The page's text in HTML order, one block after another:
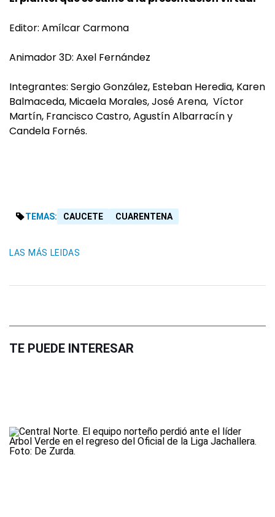
Editor: Amílcar Carmona
Animador 3D: Axel Fernández
Integrantes: Sergio González, Esteban Heredia, Karen
Balmaceda, Micaela Morales, José Arena, Víctor
Martín, Francisco Castro, Agustín Albarracín y
Candela Fornés.
TEMAS: CAUCETE CUARENTENA
LAS MÁS LEIDAS
TE PUEDE INTERESAR